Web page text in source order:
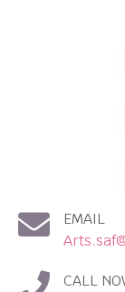
งานกิ
ศา
EMAIL
CALL